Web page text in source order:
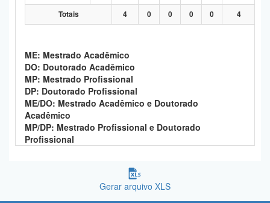
Totais 4 0 0 0 0 4
ME: Mestrado Acadêmico
DO: Doutorado Acadêmico
MP: Mestrado Profissional
DP: Doutorado Profissional
ME/DO: Mestrado Acadêmico e Doutorado
Acadêmico
MP/DP: Mestrado Profissional e Doutorado
Profissional
Gerar arquivo XLS